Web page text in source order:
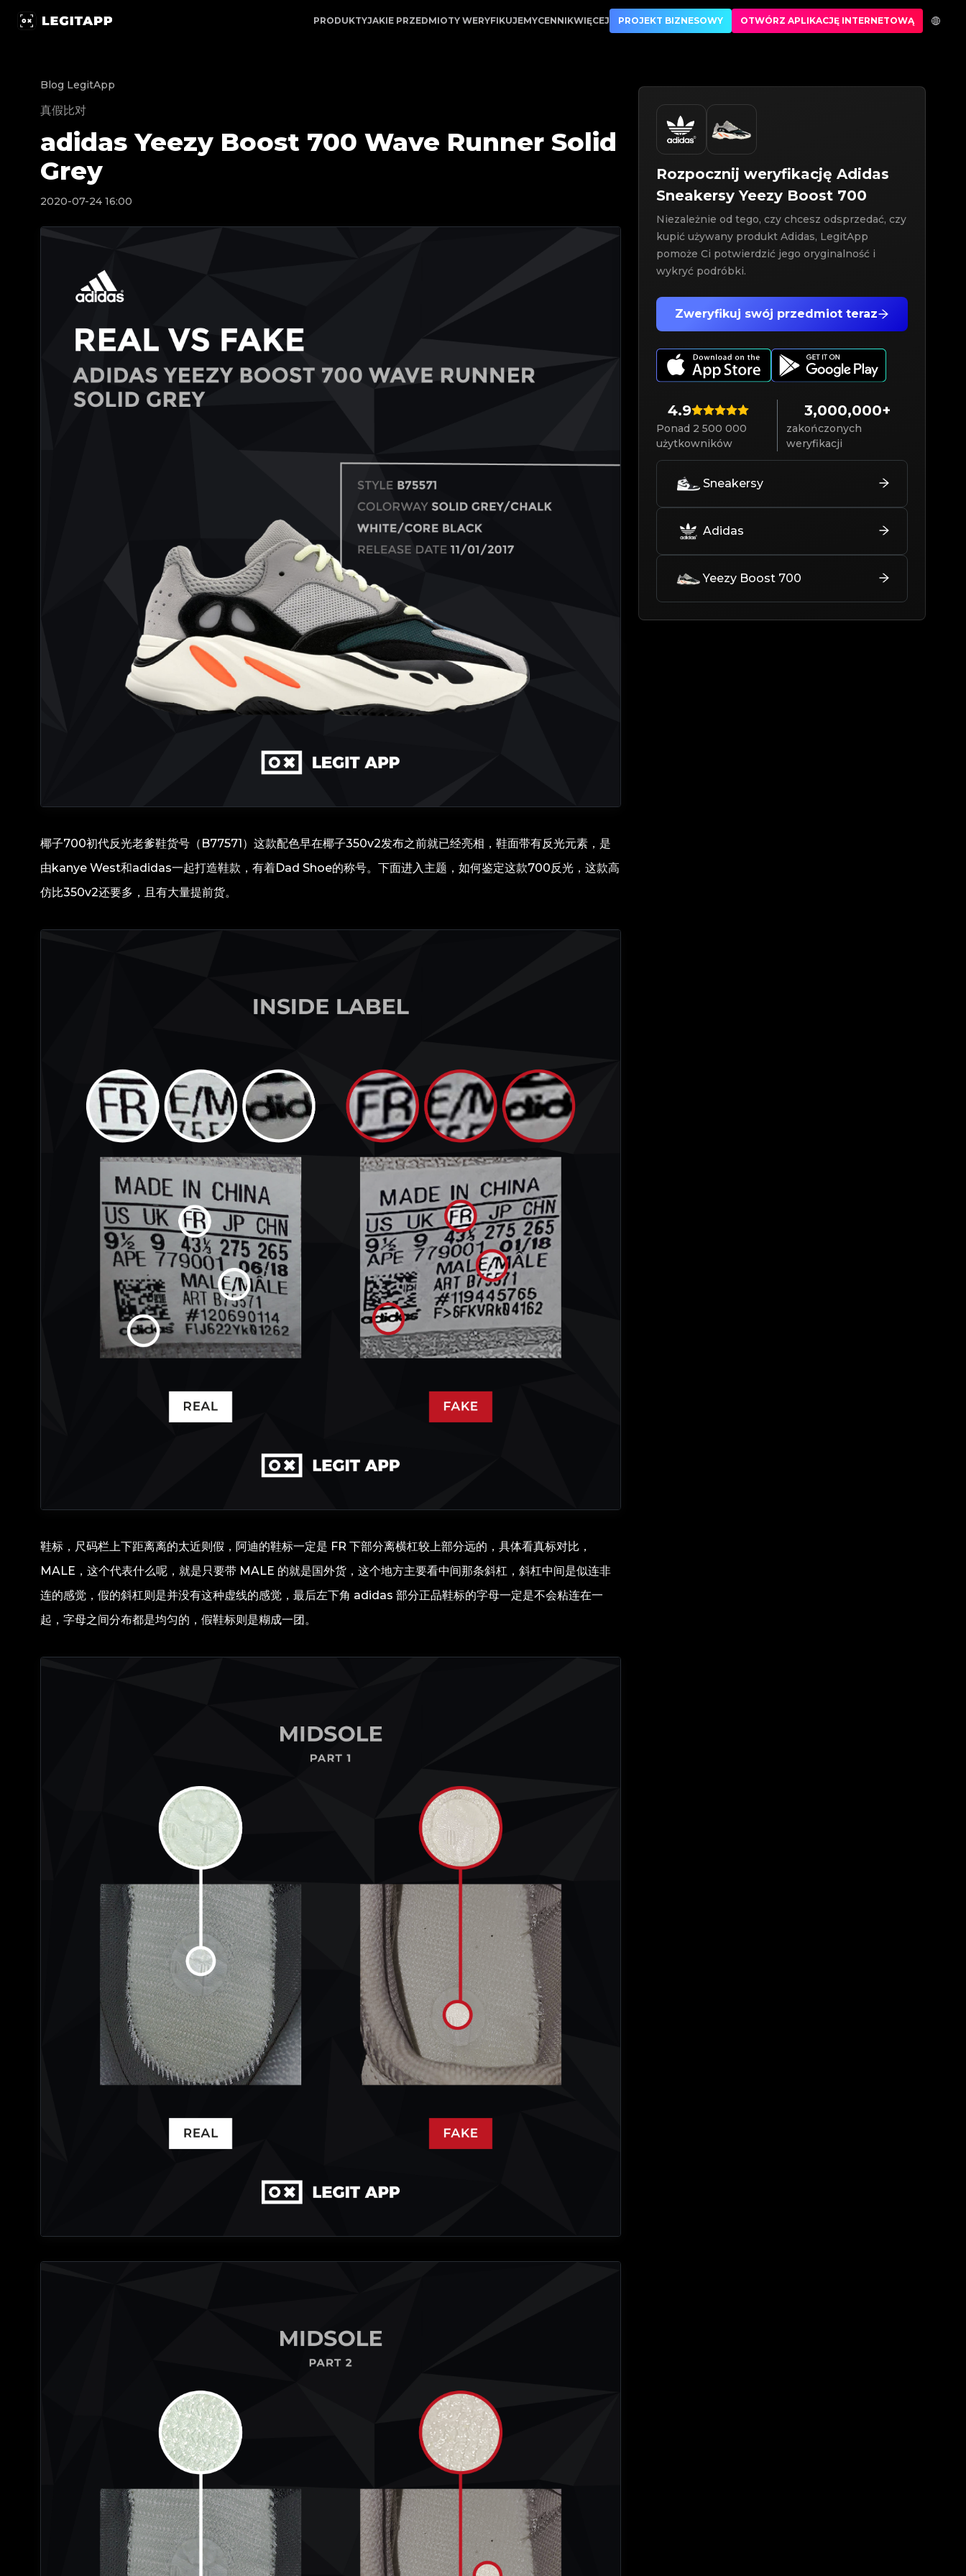
adidas Yeezy Boost 700 Wave Runner Solid Grey | LegitApp | Twój zaufany partner w weryfikacji luksusowych produktów
PRODUKTYJAKIE PRZEDMIOTY WERYFIKUJEMYCENNIKWIĘCEJ PROJEKT BIZNESOWY OTWÓRZ APLIKACJĘ INTERNETOWĄ
Blog LegitApp
真假比对
adidas Yeezy Boost 700 Wave Runner Solid
Grey
2020-07-24 16:00
椰子700初代反光老爹鞋货号（B77571）这款配色早在椰子350v2发布之前就已经亮相，鞋面带有反光元素，是
由kanye West和adidas一起打造鞋款，有着Dad Shoe的称号。下面进入主题，如何鉴定这款700反光，这款高
仿比350v2还要多，且有大量提前货。
鞋标，尺码栏上下距离离的太近则假，阿迪的鞋标一定是 FR 下部分离横杠较上部分远的，具体看真标对比，
MALE，这个代表什么呢，就是只要带 MALE 的就是国外货，这个地方主要看中间那条斜杠，斜杠中间是似连非
连的感觉，假的斜杠则是并没有这种虚线的感觉，最后左下角 adidas 部分正品鞋标的字母一定是不会粘连在一
起，字母之间分布都是均匀的，假鞋标则是糊成一团。
4.9
Ponad 2 500 000
użytkowników
3,000,000+
zakończonych
weryfikacji
Zweryfikuj swój przedmiot teraz
Niezależnie od tego, czy chcesz odsprzedać, czy
kupić używany produkt Adidas, LegitApp
pomoże Ci potwierdzić jego oryginalność i
wykryć podróbki.
Rozpocznij weryfikację Adidas
Sneakersy Yeezy Boost 700
Sneakersy
Adidas
Yeezy Boost 700